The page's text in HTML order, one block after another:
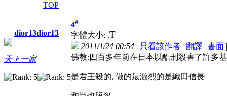
TOP
dior13dior13
天下一家
4#
字體大小: tT
2011/1/24 00:54 | 只看該作者 | 翻譯 | 書面
佛教:四百多年前在日本以酷刑殺害了許多
是君王殺的, 做的最激烈的是織田信長